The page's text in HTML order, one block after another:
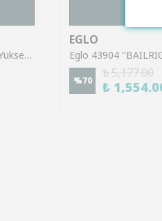
Eglo 97915 "COGNOLI" 51 Cm Yüksekliğinde Dokunmatik Plastik Masa Lambası
EGLO
%70
₺ 5,177.00
₺